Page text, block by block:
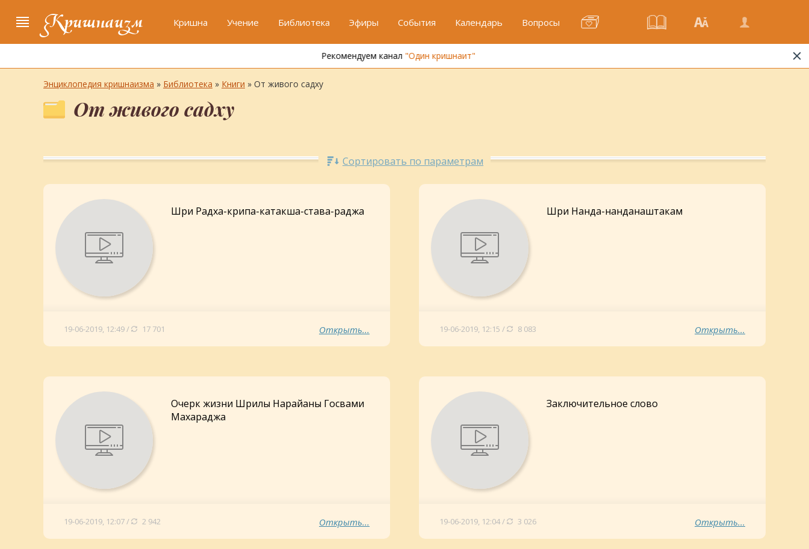
Кришнаизм Кришна Учение Библиотека Эфиры События Календарь Вопросы
Рекомендуем канал"Один кришнаит"
Энциклопедия кришнаизма » Библиотека » Книги » От живого садху
От живого садху
Сортировать по параметрам
Шри Радха-крипа-катакша-cтава-раджа
19-06-2019, 12:49 / 17 701 Открыть...
Шри Нанда-нанданаштакам
19-06-2019, 12:15 / 8 083 Открыть...
Очерк жизни Шрилы Нарайаны Госвами
Махараджа
19-06-2019, 12:07 / 2 942 Открыть...
Заключительное слово
19-06-2019, 12:04 / 3 026 Открыть...